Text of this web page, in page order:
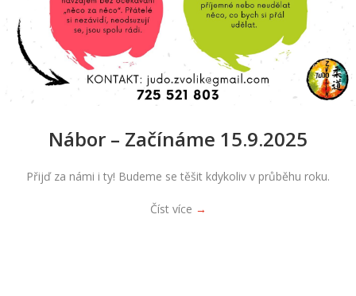
Nábor – Začínáme 15.9.2025
Přijď za námi i ty! Budeme se těšit kdykoliv v průběhu roku.
Číst více →